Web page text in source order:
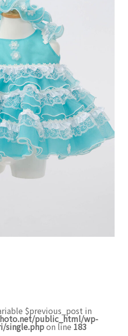
$previous_post in
public_html/wp-
single.phpon line 183